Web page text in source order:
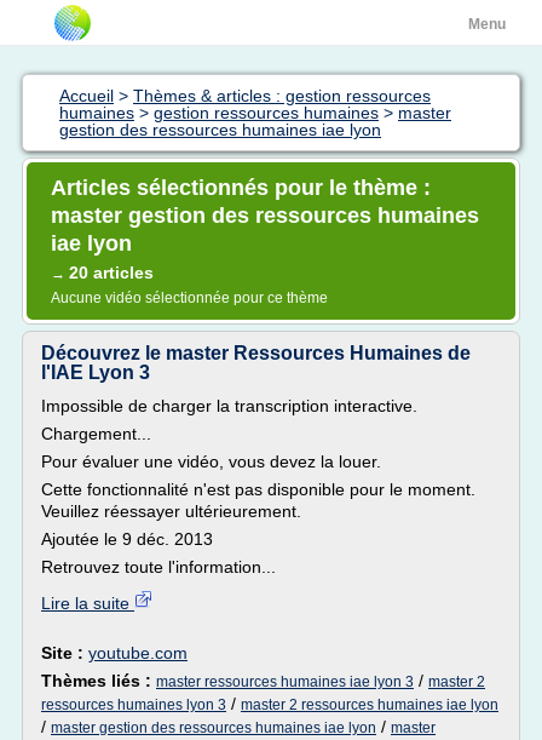
Menu
Accueil > Thèmes & articles : gestion ressources
humaines > gestion ressources humaines > master
gestion des ressources humaines iae lyon
Articles sélectionnés pour le thème :
master gestion des ressources humaines
iae lyon
→ 20 articles
Aucune vidéo sélectionnée pour ce thème
Découvrez le master Ressources Humaines de
l'IAE Lyon 3
Impossible de charger la transcription interactive.
Chargement...
Pour évaluer une vidéo, vous devez la louer.
Cette fonctionnalité n'est pas disponible pour le moment.
Veuillez réessayer ultérieurement.
Ajoutée le 9 déc. 2013
Retrouvez toute l'information...
Lire la suite
Site : youtube.com
Thèmes liés : master ressources humaines iae lyon 3 / master 2
ressources humaines lyon 3 / master 2 ressources humaines iae lyon
/ master gestion des ressources humaines iae lyon / master